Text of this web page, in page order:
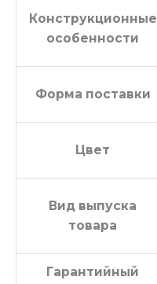
Конструкционные
особенности
Форма поставки
Цвет
Вид выпуска
товара
Гарантийный